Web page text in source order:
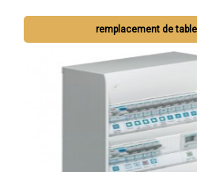
remplacement de